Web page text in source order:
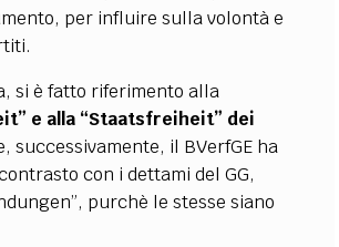
per influire sulla volontà e
si è fatto riferimento alla
e alla “Staatsfreiheit” dei
successivamente, il BVerfGE ha
con i dettami del GG,
purchè le stesse siano